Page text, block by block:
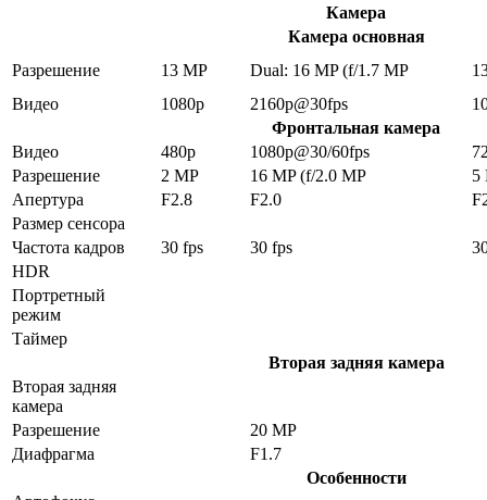
Камера
Камера основная
Разрешение
13 MP Dual: 16 MP (f/1.7 MP
Видео
1080p 2160p@30fps
Фронтальная камера
Видео
480p 1080p@30/60fps
Разрешение
2 MP 16 MP (f/2.0 MP
5
Апертура
F2.8 F2.0
Размер сенсора
Частота кадров
30 fps 30 fps
HDR
Портретный
режим
Таймер
Вторая задняя камера
Вторая задняя
камера
Разрешение
20 MP
Диафрагма
F1.7
Особенности